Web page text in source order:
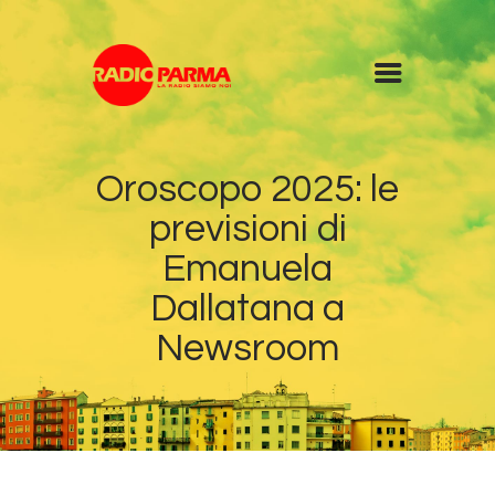
Oroscopo 2025: le
previsioni di
Emanuela
Dallatana a
Newsroom
Home
Radio
Diretta
Programmi
Podcast